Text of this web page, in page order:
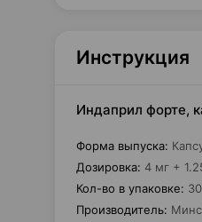
Инструкция
Индаприл форте,
Форма выпуска:
Дозировка: 4 мг +
Кол-во в упаковке:
Производитель: